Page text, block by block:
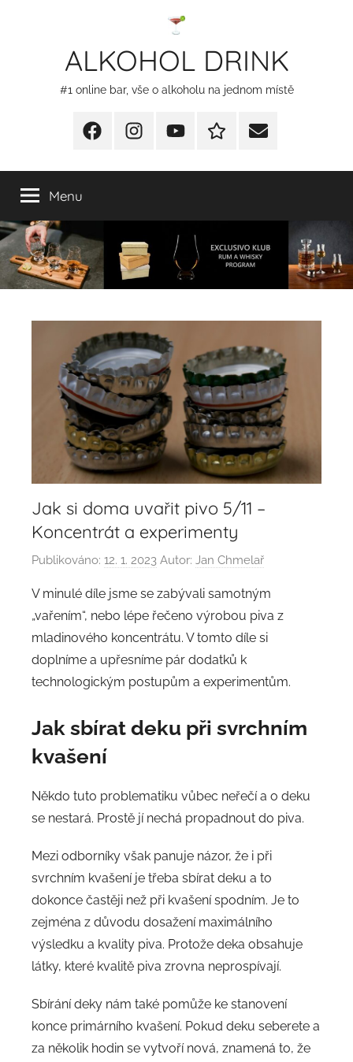
ALKOHOL DRINK
#1 online bar, vše o alkoholu na jednom místě
FacebookInstagram
YT
Redakční
E-
Menu
Jak si doma uvařit pivo 5/11 –
Koncentrát a experimenty
Publikováno: 12. 1. 2023 Autor: Jan Chmelař
V minulé díle jsme se zabývali samotným
„vařením“, nebo lépe řečeno výrobou piva z
mladinového koncentrátu. V tomto díle si
doplníme a upřesníme pár dodatků k
technologickým postupům a experimentům.
Jak sbírat deku při svrchním
kvašení
Někdo tuto problematiku vůbec neřečí a o deku
se nestará. Prostě jí nechá propadnout do piva.
Mezi odborníky však panuje názor, že i při
svrchním kvašení je třeba sbírat deku a to
dokonce častěji než při kvašení spodním. Je to
zejména z důvodu dosažení maximálního
výsledku a kvality piva. Protože deka obsahuje
látky, které kvalitě piva zrovna neprospívají.
Sbírání deky nám také pomůže ke stanovení
konce primárního kvašení. Pokud deku seberete a
za několik hodin se vytvoří nová, znamená to, že